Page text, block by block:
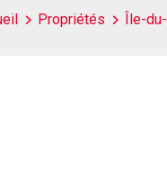
Propriétés Île-